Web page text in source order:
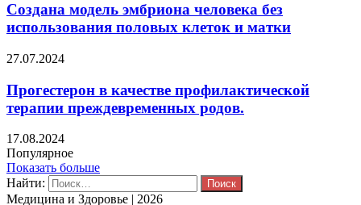
Создана модель эмбриона человека без
использования половых клеток и матки
27.07.2024
Прогестерон в качестве профилактической
терапии преждевременных родов.
17.08.2024
Популярное
Показать больше
Найти:
Медицина и Здоровье | 2026